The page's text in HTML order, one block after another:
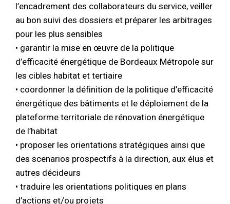
l’encadrement des collaborateurs du service, veiller
au bon suivi des dossiers et préparer les arbitrages
pour les plus sensibles
• garantir la mise en œuvre de la politique
d’efficacité énergétique de Bordeaux Métropole sur
les cibles habitat et tertiaire
• coordonner la définition de la politique d’efficacité
énergétique des bâtiments et le déploiement de la
plateforme territoriale de rénovation énergétique
de l’habitat
• proposer les orientations stratégiques ainsi que
des scenarios prospectifs à la direction, aux élus et
autres décideurs
• traduire les orientations politiques en plans
d’actions et/ou projets